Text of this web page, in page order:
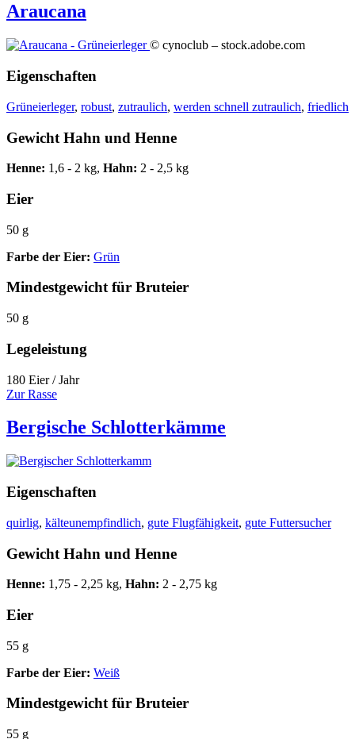
Araucana
© cynoclub – stock.adobe.com
Eigenschaften
Grüneierleger, robust, zutraulich, werden schnell zutraulich, friedlich
Gewicht Hahn und Henne
Henne: 1,6 - 2 kg, Hahn: 2 - 2,5 kg
Eier
50 g
Farbe der Eier: Grün
Mindestgewicht für Bruteier
50 g
Legeleistung
180 Eier / Jahr
Zur Rasse
Bergische Schlotterkämme
Eigenschaften
quirlig, kälteunempfindlich, gute Flugfähigkeit, gute Futtersucher
Gewicht Hahn und Henne
Henne: 1,75 - 2,25 kg, Hahn: 2 - 2,75 kg
Eier
55 g
Farbe der Eier: Weiß
Mindestgewicht für Bruteier
55 g